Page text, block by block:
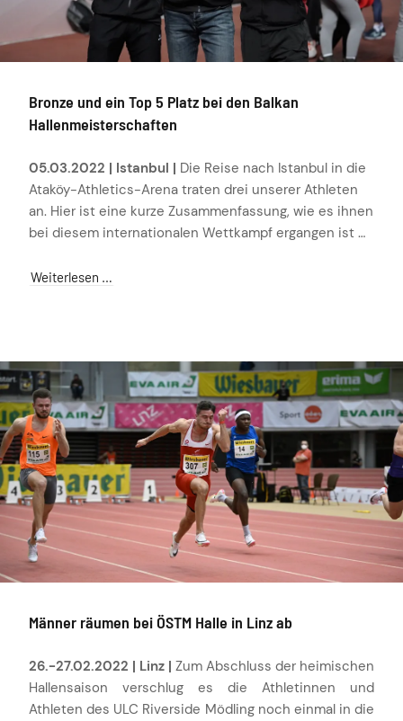
Bronze und ein Top 5 Platz bei den Balkan
Hallenmeisterschaften
05.03.2022 | Istanbul | Die Reise nach Istanbul in die
Ataköy-Athletics-Arena traten drei unserer Athleten
an. Hier ist eine kurze Zusammenfassung, wie es ihnen
bei diesem internationalen Wettkampf ergangen ist …
Weiterlesen …
Männer räumen bei ÖSTM Halle in Linz ab
26.-27.02.2022 | Linz | Zum Abschluss der heimischen
Hallensaison verschlug es die Athletinnen und
Athleten des ULC Riverside Mödling noch einmal in die